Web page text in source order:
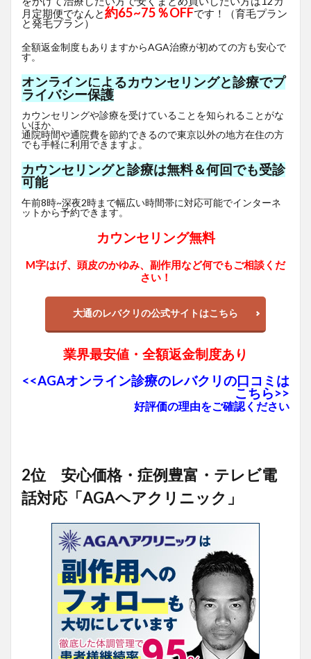
月定期便でなんと約65~75％OFFです！（育毛プラン
と発毛プラン）
全額返金制度もありますからAGA治療が初めての方も安心で
す。
オンラインによるカウンセリングと診療でプ
ライバシー保護
カウンセリングや診療を受けていることを知られることがな
いほか、
通院時間や通院費を節約できるので東京以外の地方在住の方
でも手軽に利用できますよ。
カウンセリングと診療は無料＆何回でも受診
可能
午前8時~深夜2時まで幅広い時間帯に対応可能でインターネ
ットから予約できます。
カウンセリング無料
M字はげ、頭皮のかゆみ、副作用など何でもご相談くだ
さい！
大通のレバクリの公式サイトはこちら
業界最安値・全額返金制度あり
<<AGAオンライン診療のレバクリの口コミは
こちら>>
好評価の理由をご確認ください
2位 安心価格・症例豊富・テレビ電
話対応「AGAヘアクリニック」